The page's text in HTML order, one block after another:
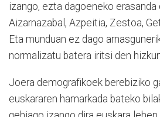
izango, ezta dagoeneko erasanda
Aizarnazabal, Azpeitia, Zestoa,
Eta munduan ez dago
normalizatu batera iritsi den
Joera demografikoek berebiziko
euskararen hamarkada bateko